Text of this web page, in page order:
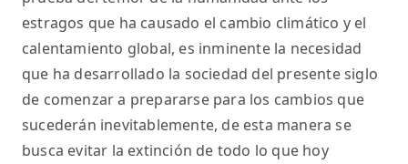
estragos que ha causado el cambio climático y el
calentamiento global, es inminente la necesidad
que ha desarrollado la sociedad del presente siglo
de comenzar a prepararse para los cambios que
sucederán inevitablemente, de esta manera se
busca evitar la extinción de todo lo que hoy